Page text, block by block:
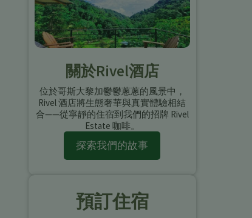
關於Rivel酒店
位於哥斯大黎加鬱鬱蔥蔥的風景中，
Rivel 酒店將生態奢華與真實體驗相結
合——從寧靜的住宿到我們的招牌 Rivel
Estate 咖啡。
探索我們的故事
預訂住宿